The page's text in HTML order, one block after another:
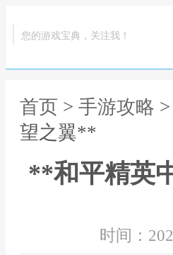
您的游戏宝典，关注我！
首页 > 手游攻略
望之翼**
**和平精英
时间：